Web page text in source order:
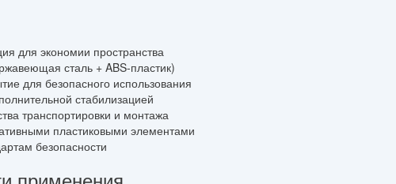
для экономии пространства
сталь + ABS-пластик)
для безопасного использования
стабилизацией
транспортировки и монтажа
пластиковыми элементами
безопасности